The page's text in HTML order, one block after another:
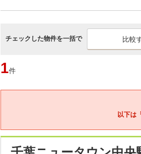
チェックした物件を一括で
1件
以下は